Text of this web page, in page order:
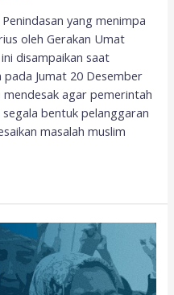
yang menimpa
oleh Gerakan Umat
disampaikan saat
Jumat 20 Desember
mendesak agar pemerintah
bentuk pelanggaran
masalah muslim